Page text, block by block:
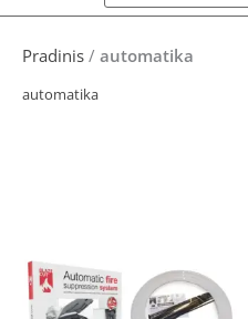
Pradinis / automatika
automatika